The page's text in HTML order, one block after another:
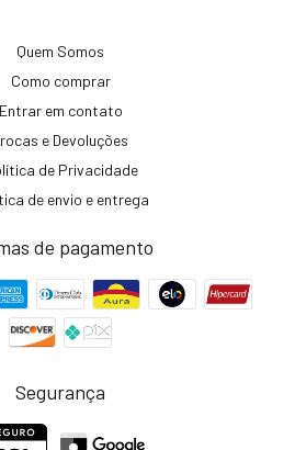
Quem Somos
Como comprar
Entrar em contato
e Devoluções
de Privacidade
de envio e entrega
de pagamento
Segurança